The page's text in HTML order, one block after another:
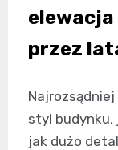
elewacja
przez
styl budynku,
jak dużo